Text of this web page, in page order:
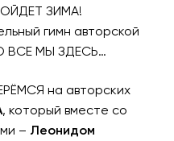
ЗИМА!
гимн авторской
ВСЕ МЫ ЗДЕСЬ…
на авторских
, который вместе со
– Леонидом